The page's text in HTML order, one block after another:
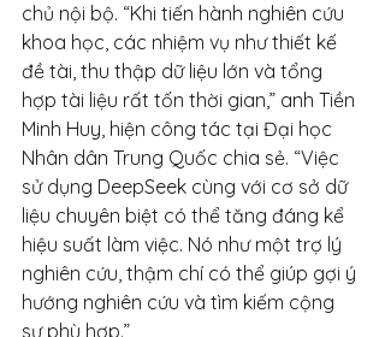
chủ nội bộ. “Khi tiến hành nghiên cứu
khoa học, các nhiệm vụ như thiết kế
đề tài, thu thập dữ liệu lớn và tổng
hợp tài liệu rất tốn thời gian,” anh Tiền
Minh Huy, hiện công tác tại Đại học
Nhân dân Trung Quốc chia sẻ. “Việc
sử dụng DeepSeek cùng với cơ sở dữ
liệu chuyên biệt có thể tăng đáng kể
hiệu suất làm việc. Nó như một trợ lý
nghiên cứu, thậm chí có thể giúp gợi ý
hướng nghiên cứu và tìm kiếm cộng
sự phù hợp.”